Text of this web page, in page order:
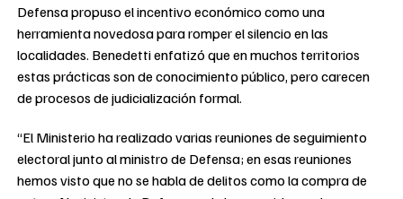
Defensa propuso el incentivo económico como una
herramienta novedosa para romper el silencio en las
localidades. Benedetti enfatizó que en muchos territorios
estas prácticas son de conocimiento público, pero carecen
de procesos de judicialización formal.
“El Ministerio ha realizado varias reuniones de seguimiento
electoral junto al ministro de Defensa; en esas reuniones
hemos visto que no se habla de delitos como la compra de